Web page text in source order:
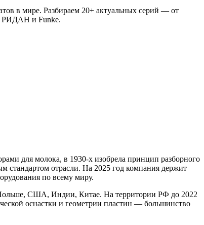
в мире. Разбираем 20+ актуальных серий — от
РИДАН и Funke.
для молока, в 1930-х изобрела принцип разборного
стандартом отрасли. На 2025 год компания держит
по всему миру.
США, Индии, Китае. На территории РФ до 2022
оснастки и геометрии пластин — большинство